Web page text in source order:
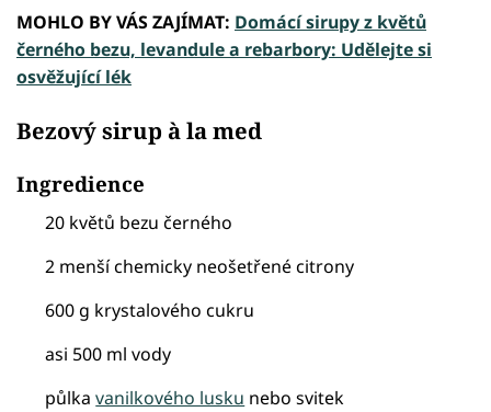
MOHLO BY VÁS ZAJÍMAT: Domácí sirupy z květů
černého bezu, levandule a rebarbory: Udělejte si
osvěžující lék
Bezový sirup à la med
Ingredience
20 květů bezu černého
2 menší chemicky neošetřené citrony
600 g krystalového cukru
asi 500 ml vody
půlkavanilkového lusku nebo svitek